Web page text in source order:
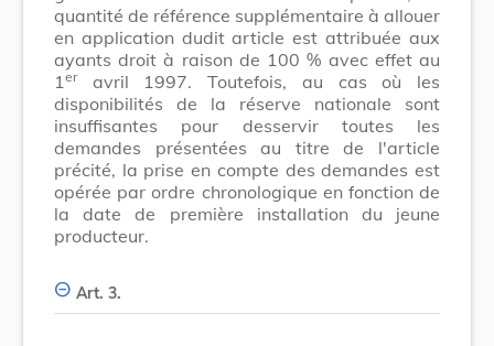
quantité de référence supplémentaire à allouer
en application dudit article est attribuée aux
ayants droit à raison de 100 % avec effet au
1 eravril 1997. Toutefois, au cas où les
disponibilités de la réserve nationale sont
insuffisantes pour desservir toutes les
demandes présentées au titre de l'article
précité, la prise en compte des demandes est
opérée par ordre chronologique en fonction de
la date de première installation du jeune
producteur.
Art. 3.